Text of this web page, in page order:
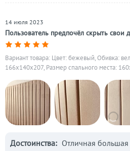
Пользователь предпочёл скрыть свои
14 июля 2023
Вариант товара: Цвет: бежевый, Обивка:
166x140x207, Размер спального места:
Достоинства: Отличная большая